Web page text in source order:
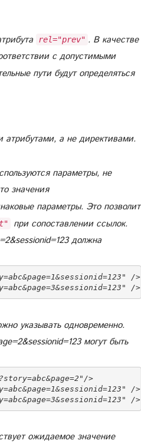
rel="prev" . В качестве
с допустимыми
пути будут определяться
атрибутами, а не директивами.
параметры, не
значения
параметры. Это позволит
при сопоставлении ссылок.
должна
/>
<link rel="next" href="http://www.example.com/article?story=abc&page=3&sessionid=123" />
указывать одновременно.
могут быть
>
/>
<link rel="next" href="http://www.example.com/article?story=abc&page=3&sessionid=123" />
ожидаемое значение